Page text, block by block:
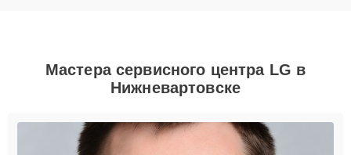
Мастера сервисного центра LG в
Нижневартовске